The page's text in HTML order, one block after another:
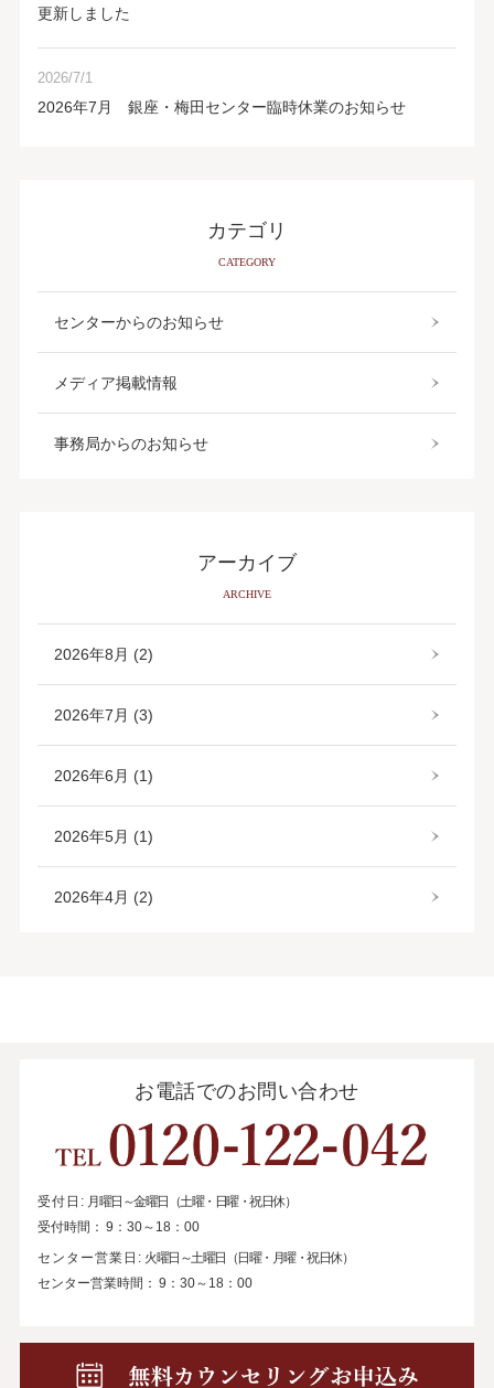
更新しました
2026/7/1
2026年7月 銀座・梅田センター臨時休業のお知らせ
カテゴリ
CATEGORY
センターからのお知らせ
メディア掲載情報
事務局からのお知らせ
アーカイブ
ARCHIVE
2026年8月 (2)
2026年7月 (3)
2026年6月 (1)
2026年5月 (1)
2026年4月 (2)
お電話でのお問い合わせ
受付日: 月曜日～金曜日（土曜・日曜・祝日休）
受付時間： 9：30～18：00
センター営業日: 火曜日～土曜日（日曜・月曜・祝日休）
センター営業時間： 9：30～18：00